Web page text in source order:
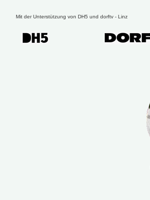
Mit der Unterstützung von DH5 und dorftv - Linz